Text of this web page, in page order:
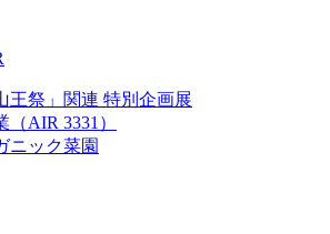
王祭」関連 特別企画展
AIR 3331）
ニック菜園